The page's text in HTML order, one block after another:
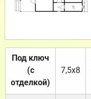
Под ключ
(с
отделкой)
7,5х8